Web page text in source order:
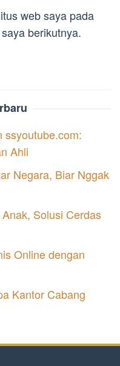
web saya pada
berikutnya.
ssyoutube.com:
Ahli
Negara, Biar Nggak
Solusi Cerdas
Online dengan
Kantor Cabang